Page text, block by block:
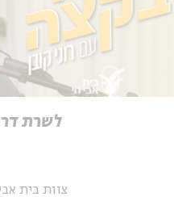
לשרת
צוות בית